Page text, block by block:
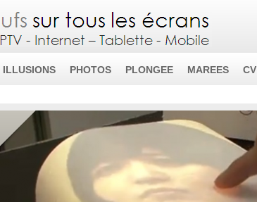
ILLUSIONS PHOTOS PLONGEE MAREES CV